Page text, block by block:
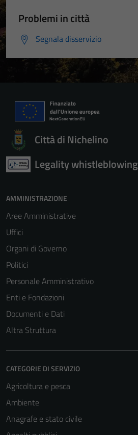
Problemi in città
Segnala disservizio
Città di Nichelino
Legality whistleblowing
AMMINISTRAZIONE
Aree Amministrative
Uffici
Organi di Governo
Politici
Personale Amministrativo
Enti e Fondazioni
Documenti e Dati
Altra Struttura
CATEGORIE DI SERVIZIO
Agricoltura e pesca
Ambiente
Anagrafe e stato civile